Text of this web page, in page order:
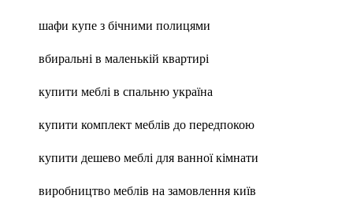
шафи купе з бічними полицями
вбиральні в маленькій квартирі
купити меблі в спальню україна
купити комплект меблів до передпокою
купити дешево меблі для ванної кімнати
виробництво меблів на замовлення київ